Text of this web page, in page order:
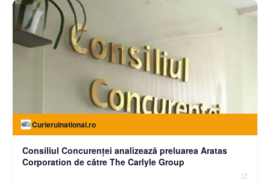
Curierulnational.ro
Consiliul Concurenței analizează preluarea Aratas
Corporation de către The Carlyle Group